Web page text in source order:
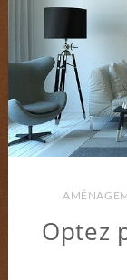
Optez